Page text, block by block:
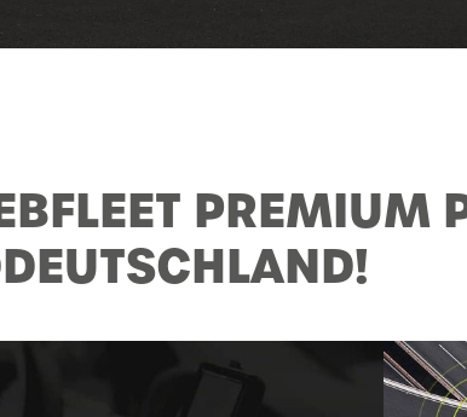
PREMIUM